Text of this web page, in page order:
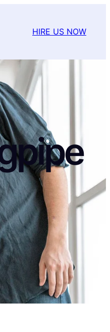
HIRE US NOW